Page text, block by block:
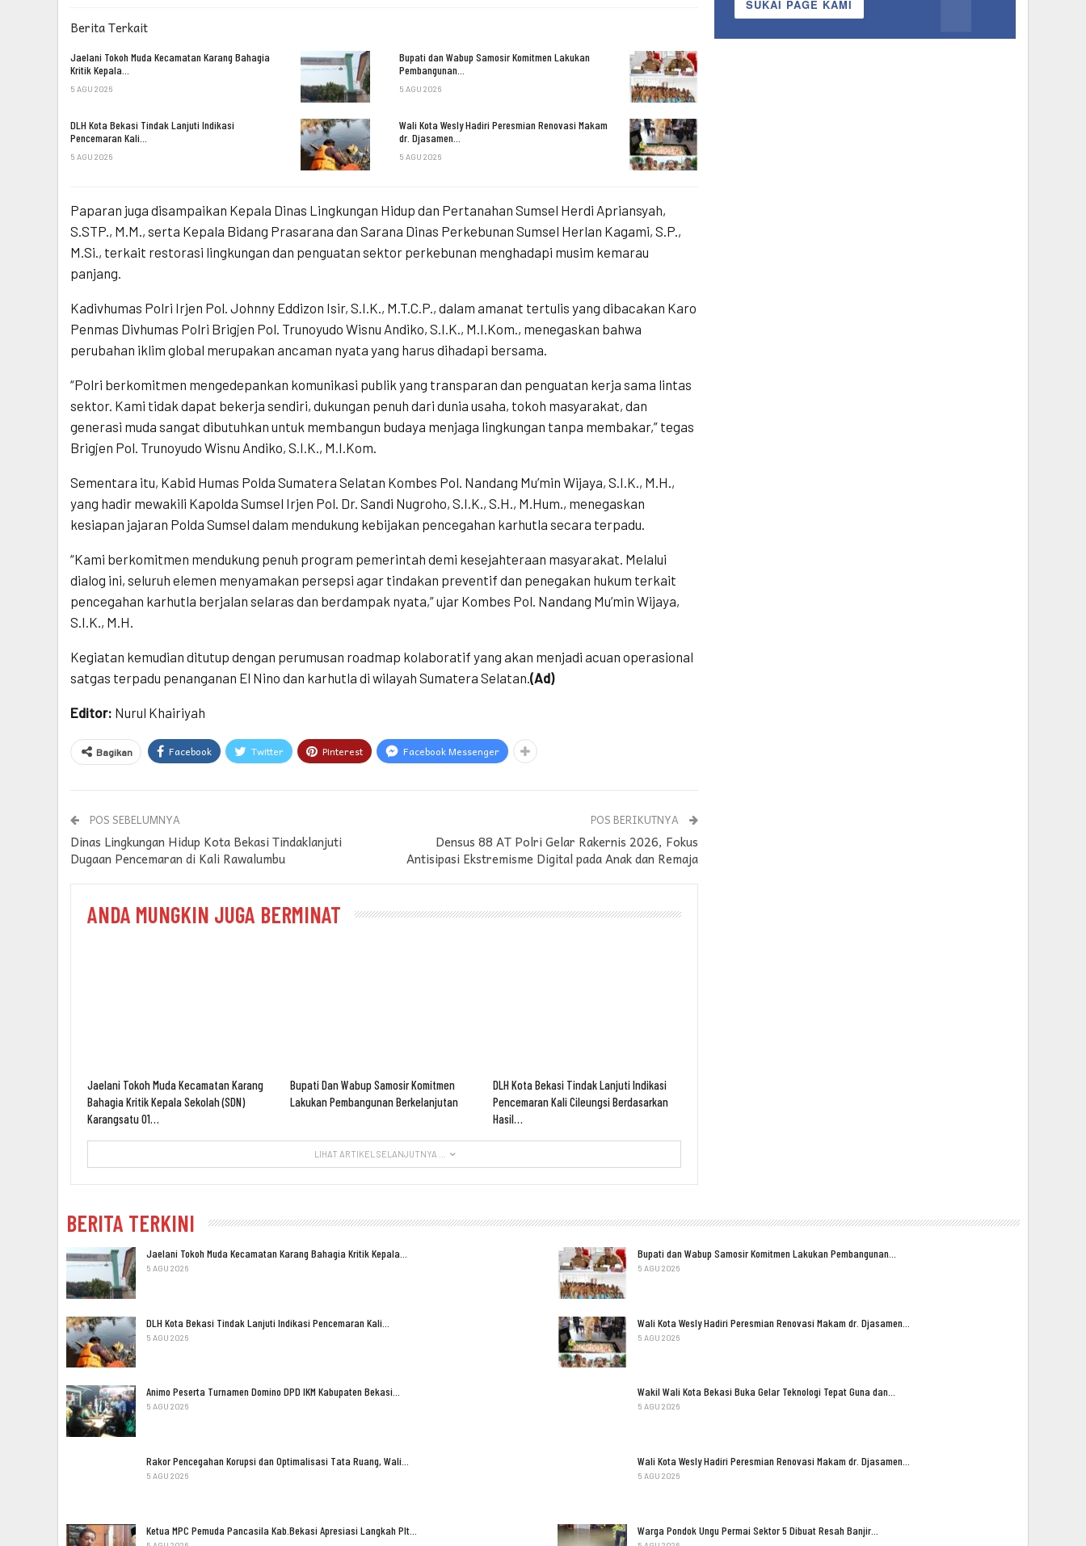
Berita Terkait
Jaelani Tokoh Muda Kecamatan Karang Bahagia
Kritik Kepala…
5 AGU 2026
Bupati dan Wabup Samosir Komitmen Lakukan
Pembangunan…
5 AGU 2026
DLH Kota Bekasi Tindak Lanjuti Indikasi
Pencemaran Kali…
5 AGU 2026
Wali Kota Wesly Hadiri Peresmian Renovasi Makam
dr. Djasamen…
5 AGU 2026
Paparan juga disampaikan Kepala Dinas Lingkungan Hidup dan Pertanahan Sumsel Herdi Apriansyah,
S.STP., M.M., serta Kepala Bidang Prasarana dan Sarana Dinas Perkebunan Sumsel Herlan Kagami, S.P.,
M.Si., terkait restorasi lingkungan dan penguatan sektor perkebunan menghadapi musim kemarau
panjang.
Kadivhumas Polri Irjen Pol. Johnny Eddizon Isir, S.I.K., M.T.C.P., dalam amanat tertulis yang dibacakan Karo
Penmas Divhumas Polri Brigjen Pol. Trunoyudo Wisnu Andiko, S.I.K., M.I.Kom., menegaskan bahwa
perubahan iklim global merupakan ancaman nyata yang harus dihadapi bersama.
“Polri berkomitmen mengedepankan komunikasi publik yang transparan dan penguatan kerja sama lintas
sektor. Kami tidak dapat bekerja sendiri, dukungan penuh dari dunia usaha, tokoh masyarakat, dan
generasi muda sangat dibutuhkan untuk membangun budaya menjaga lingkungan tanpa membakar,” tegas
Brigjen Pol. Trunoyudo Wisnu Andiko, S.I.K., M.I.Kom.
Sementara itu, Kabid Humas Polda Sumatera Selatan Kombes Pol. Nandang Mu’min Wijaya, S.I.K., M.H.,
yang hadir mewakili Kapolda Sumsel Irjen Pol. Dr. Sandi Nugroho, S.I.K., S.H., M.Hum., menegaskan
kesiapan jajaran Polda Sumsel dalam mendukung kebijakan pencegahan karhutla secara terpadu.
“Kami berkomitmen mendukung penuh program pemerintah demi kesejahteraan masyarakat. Melalui
dialog ini, seluruh elemen menyamakan persepsi agar tindakan preventif dan penegakan hukum terkait
pencegahan karhutla berjalan selaras dan berdampak nyata,” ujar Kombes Pol. Nandang Mu’min Wijaya,
S.I.K., M.H.
Kegiatan kemudian ditutup dengan perumusan roadmap kolaboratif yang akan menjadi acuan operasional
satgas terpadu penanganan El Nino dan karhutla di wilayah Sumatera Selatan. (Ad)
Editor: Nurul Khairiyah
Bagikan Facebook Twitter Pinterest Facebook Messenger
POS SEBELUMNYA
Dinas Lingkungan Hidup Kota Bekasi Tindaklanjuti
Dugaan Pencemaran di Kali Rawalumbu
POS BERIKUTNYA
Densus 88 AT Polri Gelar Rakernis 2026, Fokus
Antisipasi Ekstremisme Digital pada Anak dan Remaja
ANDA MUNGKIN JUGA BERMINAT
Jaelani Tokoh Muda Kecamatan Karang
Bahagia Kritik Kepala Sekolah (SDN)
Karangsatu 01…
Bupati Dan Wabup Samosir Komitmen
Lakukan Pembangunan Berkelanjutan
DLH Kota Bekasi Tindak Lanjuti Indikasi
Pencemaran Kali Cileungsi Berdasarkan
Hasil…
LIHAT ARTIKEL SELANJUTNYA ...
SUKAI PAGE KAMI
BERITA TERKINI
Jaelani Tokoh Muda Kecamatan Karang Bahagia Kritik Kepala…
5 AGU 2026
Bupati dan Wabup Samosir Komitmen Lakukan Pembangunan…
5 AGU 2026
DLH Kota Bekasi Tindak Lanjuti Indikasi Pencemaran Kali…
5 AGU 2026
Wali Kota Wesly Hadiri Peresmian Renovasi Makam dr. Djasamen…
5 AGU 2026
Animo Peserta Turnamen Domino DPD IKM Kabupaten Bekasi…
5 AGU 2026
Wakil Wali Kota Bekasi Buka Gelar Teknologi Tepat Guna dan…
5 AGU 2026
Rakor Pencegahan Korupsi dan Optimalisasi Tata Ruang, Wali…
5 AGU 2026
Wali Kota Wesly Hadiri Peresmian Renovasi Makam dr. Djasamen…
5 AGU 2026
Ketua MPC Pemuda Pancasila Kab.Bekasi Apresiasi Langkah Plt… Warga Pondok Ungu Permai Sektor 5 Dibuat Resah Banjir…